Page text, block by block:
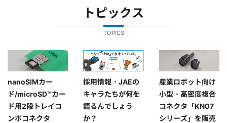
トピックス
TOPICS
nanoSIMカー
ド/microSD™カー
ド用2段トレイコ
ンボコネクタ
採用情報・JAEの
キャラたちが何を
語るんでしょう
か？
産業ロボット向け
小型・高密度複合
コネクタ「KN07
シリーズ」を販売